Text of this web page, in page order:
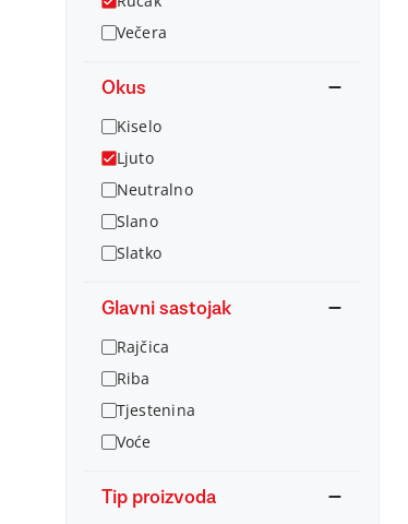
Večera
Okus
Kiselo
Ljuto
Neutralno
Slano
Slatko
Glavni sastojak
Rajčica
Riba
Tjestenina
Voće
Tip proizvoda